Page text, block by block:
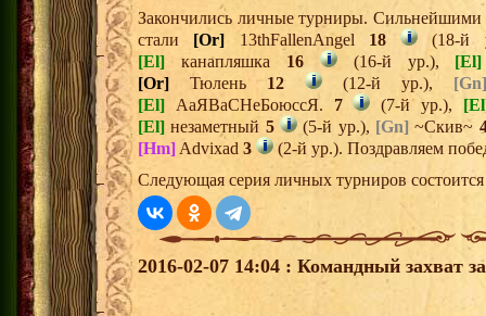
Закончились личные турниры. Сильнейшими
стали [Or] 13thFallenAngel 18
(18-й
[El] канапляшка 16 (16-й ур.), [El]
[Or] Тюлень 12 (12-й ур.), [Gn]
[El] АаЯВаСНеБоюссЯ. 7 (7-й ур.),
[El] незаметный 5 (5-й ур.), [Gn] ~Скив~
[Hm] Advixad 3
(2-й ур.). Поздравляем
Следующая серия личных турниров состоится
2016-02-07 14:04 : Командный захват